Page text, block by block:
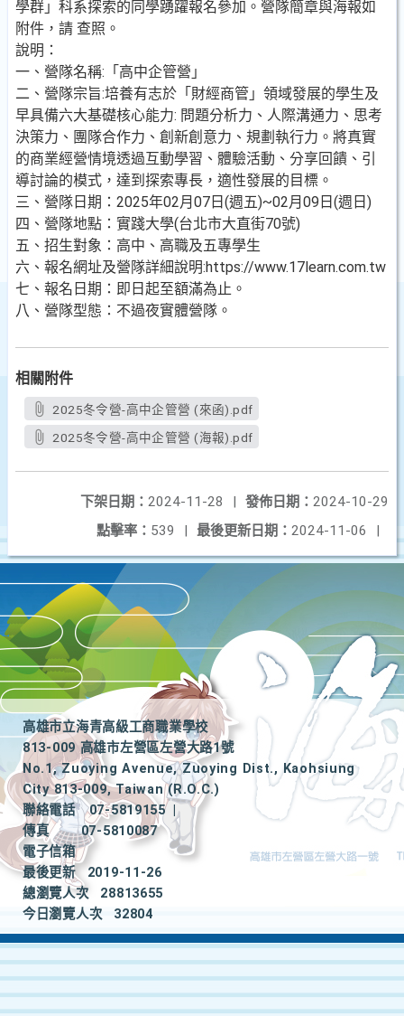
學群」科系探索的同學踴躍報名參加。營隊簡章與海報如
附件，請 查照。
說明：
一、營隊名稱:「高中企管營」
二、營隊宗旨:培養有志於「財經商管」領域發展的學生及
早具備六大基礎核心能力: 問題分析力、人際溝通力、思考
決策力、團隊合作力、創新創意力、規劃執行力。將真實
的商業經營情境透過互動學習、體驗活動、分享回饋、引
導討論的模式，達到探索專長，適性發展的目標。
三、營隊日期：2025年02月07日(週五)~02月09日(週日)
四、營隊地點：實踐大學(台北市大直街70號)
五、招生對象：高中、高職及五專學生
六、報名網址及營隊詳細說明:https://www.17learn.com.tw
七、報名日期：即日起至額滿為止。
八、營隊型態：不過夜實體營隊。
相關附件
2025冬令營-高中企管營 (來函).pdf
2025冬令營-高中企管營 (海報).pdf
發佈日期： 2024-10-29
下架日期： 2024-11-28
|
最後更新日期： 2024-11-06 |
點擊率： 539 |
高雄市立海青高級工商職業學校
813-009 高雄市左營區左營大路1號
No.1, Zuoying Avenue, Zuoying Dist., Kaohsiung
City 813-009, Taiwan (R.O.C.)
聯絡電話
07-5819155
|
傳真
07-5810087
電子信箱
最後更新
2019-11-26
總瀏覽人次
28813655
今日瀏覽人次
32804